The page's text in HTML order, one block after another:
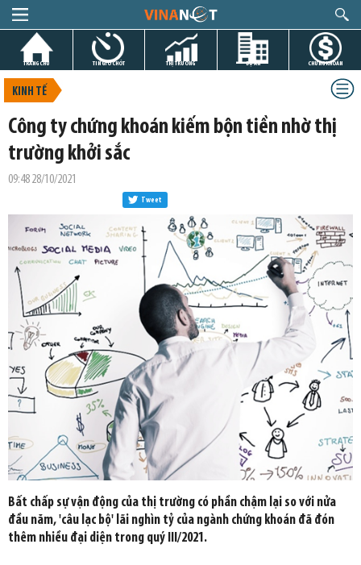
TRANG CHỦ TIN GIỜ CHÓT THỊ TRƯỜNG DỰ ÁN CHỨNG KHOÁN
KINH TẾ
Công ty chứng khoán kiếm bộn tiền nhờ thị
trường khởi sắc
09:48 28/10/2021
Tweet
Bất chấp sự vận động của thị trường có phần chậm lại so với nửa
đầu năm, 'câu lạc bộ' lãi nghìn tỷ của ngành chứng khoán đã đón
thêm nhiều đại diện trong quý III/2021.